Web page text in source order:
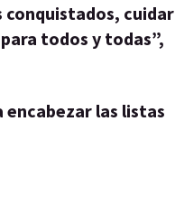
cuidar
todos y todas”,
encabezar las listas